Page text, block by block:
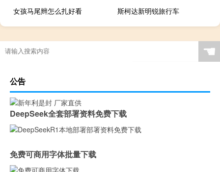
女孩马尾辫怎么扎好看
斯柯达新明锐旅行车
☚
公告
DeepSeek全套部署资料免费下载
免费可商用字体批量下载